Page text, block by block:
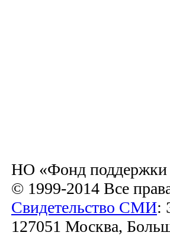
НО «Фонд поддержки
© 1999-2014 Все
Свидетельство СМИ:
127051 Москва,